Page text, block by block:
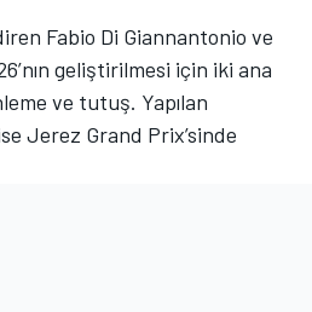
Fabio Di Giannantonio ve
geliştirilmesi için iki ana
ve tutuş. Yapılan
Jerez Grand Prix’sinde